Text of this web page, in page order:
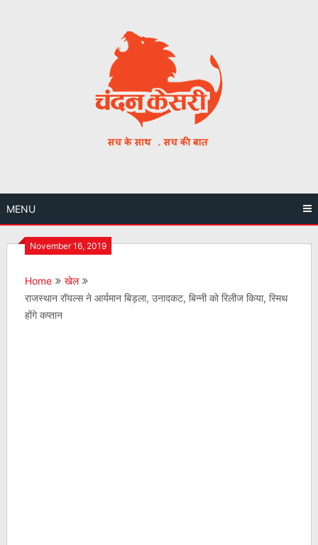
MENU
November 16, 2019
Home
खेल
राजस्थान रॉयल्स ने आर्यमान बिड़ला, उनादकट, बिन्नी को रिलीज किया, स्मिथ
होंगे कप्तान